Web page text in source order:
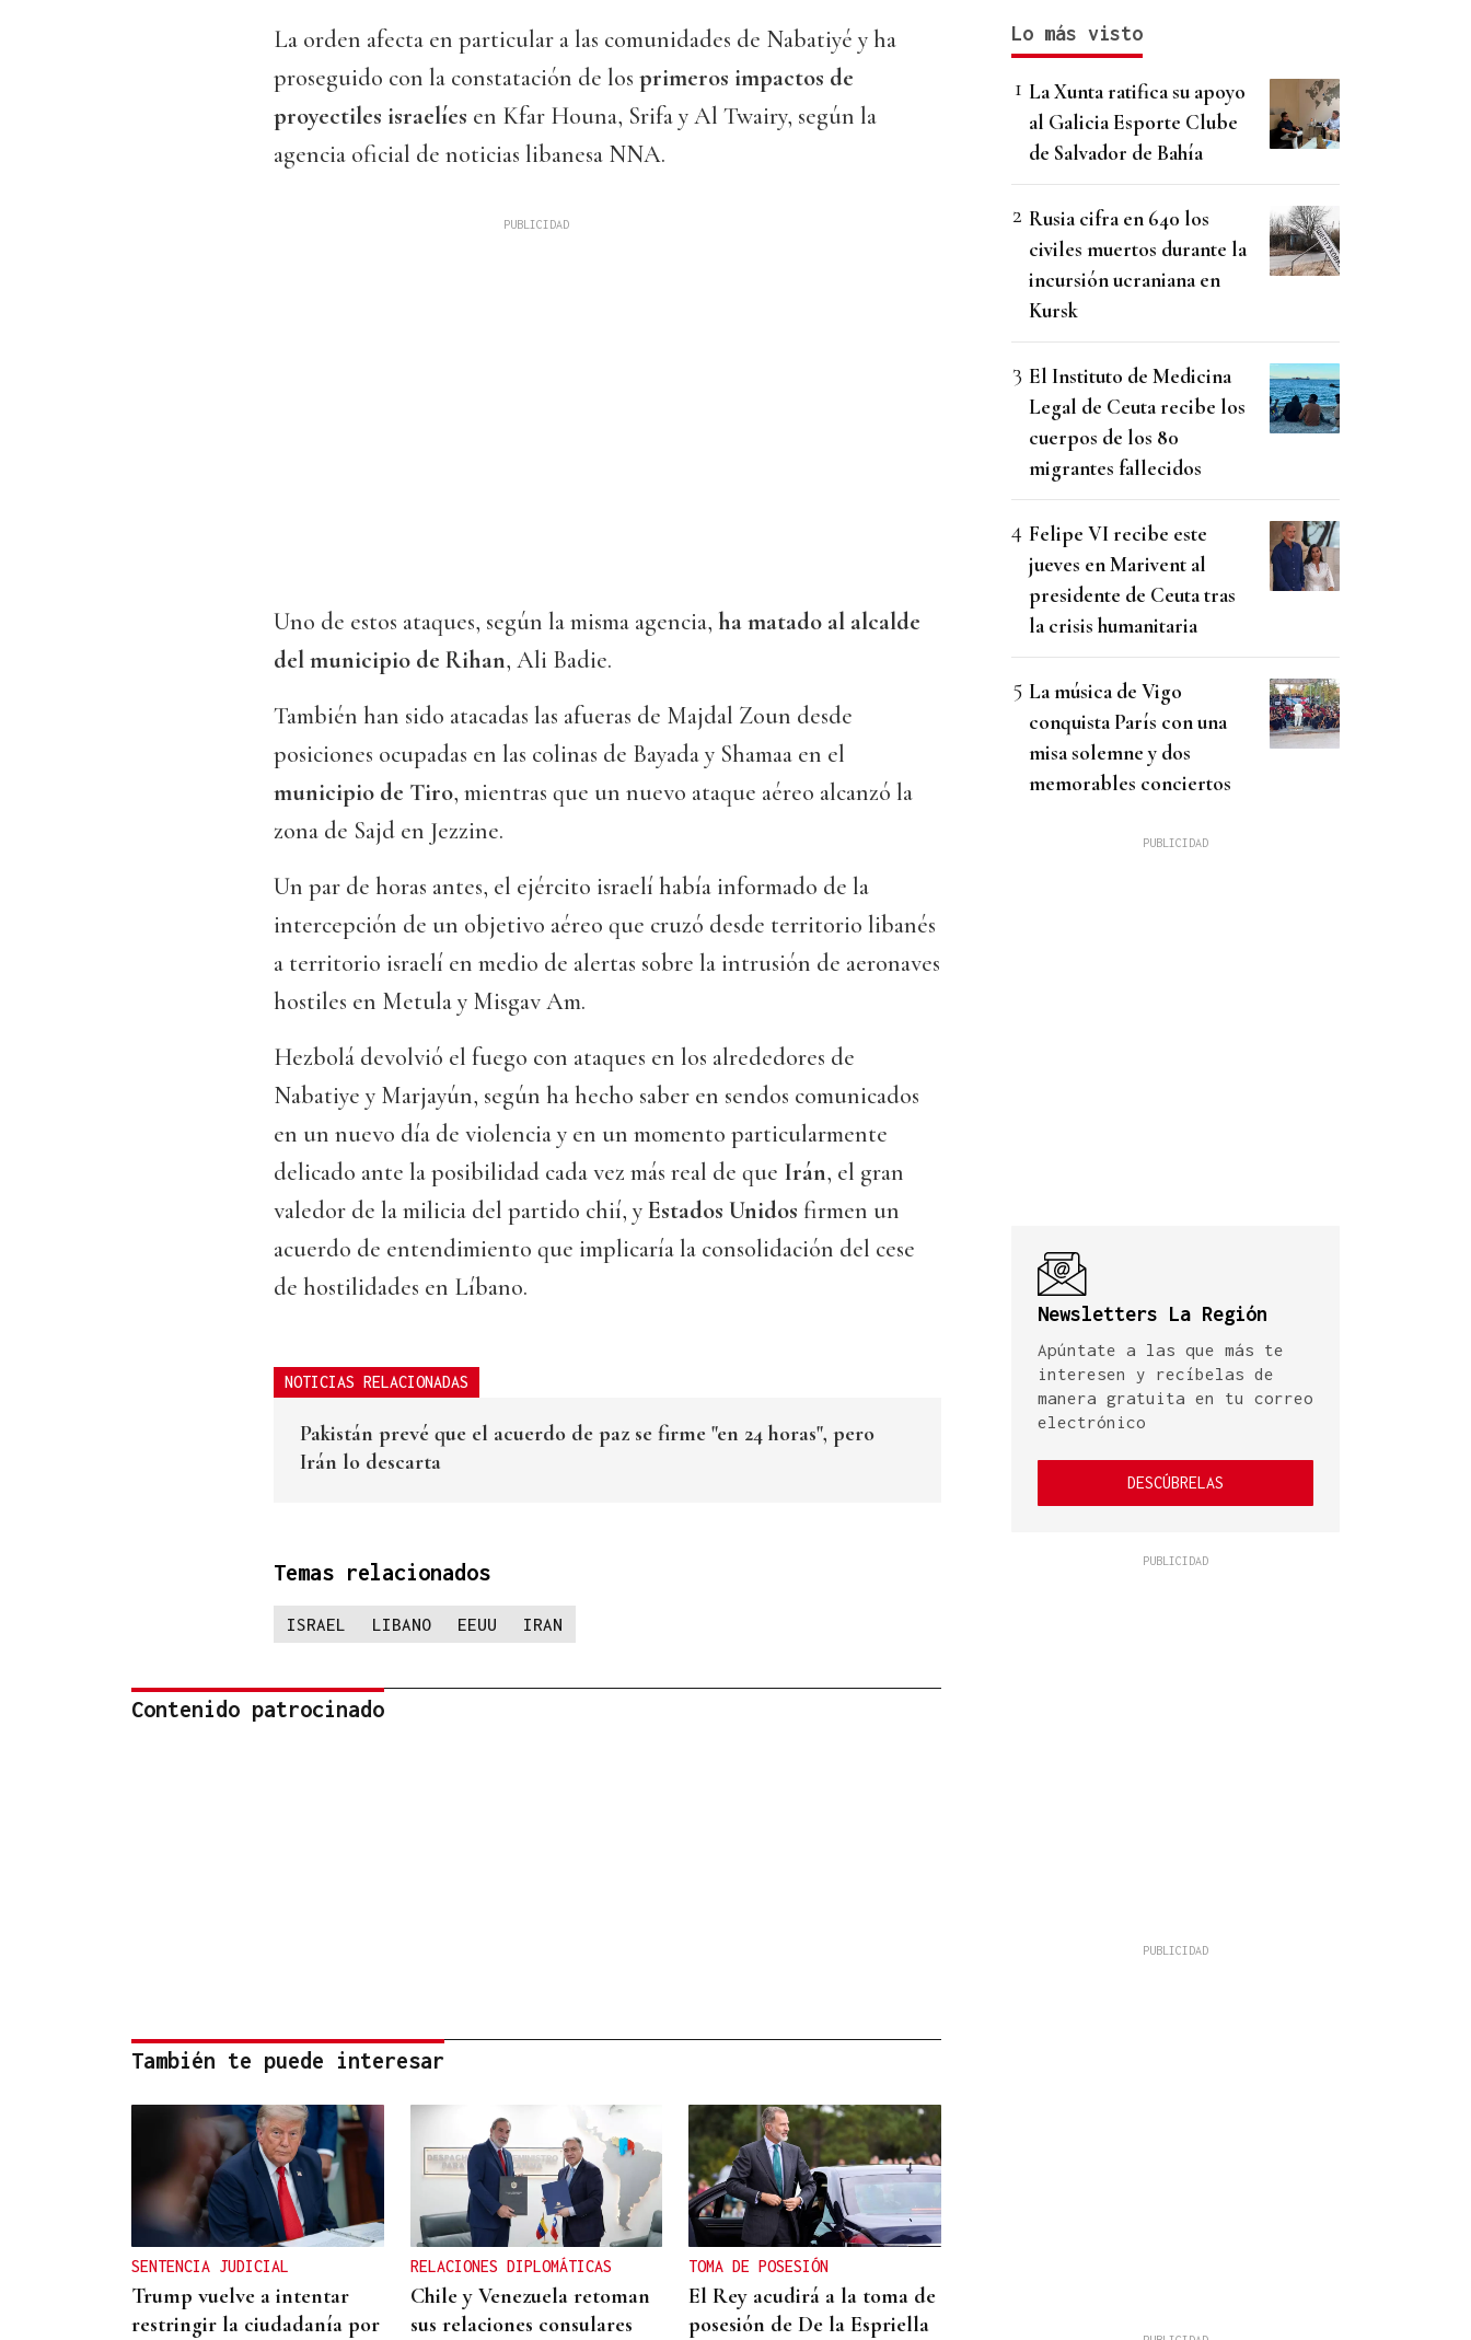
La orden afecta en particular a las comunidades de Nabatiyé y ha
proseguido con la constatación de los primeros impactos de
proyectiles israelíes en Kfar Houna, Srifa y Al Twairy, según la
agencia oficial de noticias libanesa NNA.
Uno de estos ataques, según la misma agencia, ha matado al alcalde
del municipio de Rihan, Ali Badie.
También han sido atacadas las afueras de Majdal Zoun desde
posiciones ocupadas en las colinas de Bayada y Shamaa en el
municipio de Tiro, mientras que un nuevo ataque aéreo alcanzó la
zona de Sajd en Jezzine.
Un par de horas antes, el ejército israelí había informado de la
intercepción de un objetivo aéreo que cruzó desde territorio libanés
a territorio israelí en medio de alertas sobre la intrusión de aeronaves
hostiles en Metula y Misgav Am.
Hezbolá devolvió el fuego con ataques en los alrededores de
Nabatiye y Marjayún, según ha hecho saber en sendos comunicados
en un nuevo día de violencia y en un momento particularmente
delicado ante la posibilidad cada vez más real de que Irán, el gran
valedor de la milicia del partido chií, yEstados Unidos firmen un
acuerdo de entendimiento que implicaría la consolidación del cese
de hostilidades en Líbano.
NOTICIAS RELACIONADAS
Pakistán prevé que el acuerdo de paz se firme "en 24 horas", pero
Irán lo descarta
Temas relacionados
ISRAEL LIBANO EEUU IRAN
Contenido patrocinado
También te puede interesar
SENTENCIA JUDICIAL
Trump vuelve a intentar
restringir la ciudadanía por
RELACIONES DIPLOMÁTICAS
Chile y Venezuela retoman
sus relaciones consulares
TOMA DE POSESIÓN
El Rey acudirá a la toma de
posesión de De la Espriella
Lo más visto
La Xunta ratifica su apoyo
al Galicia Esporte Clube
de Salvador de Bahía
Rusia cifra en 640 los
civiles muertos durante la
incursión ucraniana en
Kursk
El Instituto de Medicina
Legal de Ceuta recibe los
cuerpos de los 80
migrantes fallecidos
Felipe VI recibe este
jueves en Marivent al
presidente de Ceuta tras
la crisis humanitaria
La música de Vigo
conquista París con una
misa solemne y dos
memorables conciertos
Newsletters La Región
Apúntate a las que más te
interesen y recíbelas de
manera gratuita en tu correo
electrónico
DESCÚBRELAS